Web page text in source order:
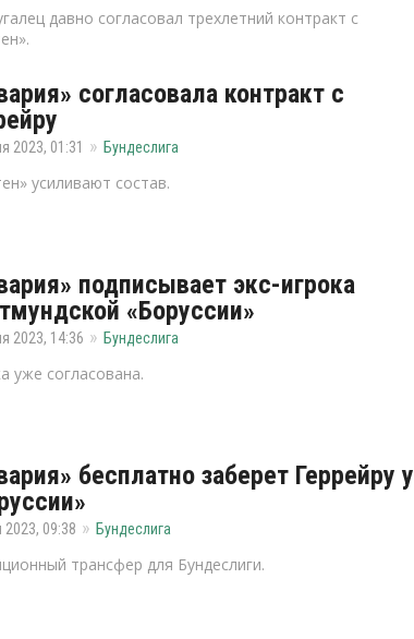
давно согласовал трехлетний контракт с
согласовала контракт с
2023, 01:31 Бундеслига
усиливают состав.
подписывает экс-игрока
«Боруссии»
2023, 14:36 Бундеслига
уже согласована.
бесплатно заберет Геррейру у
2023, 09:38 Бундеслига
трансфер для Бундеслиги.